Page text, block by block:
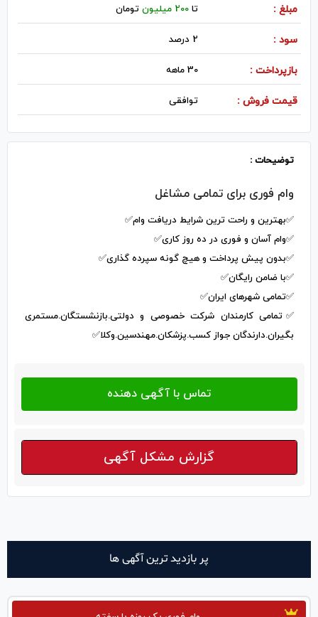
مبلغ : تا200 میلیون تومان
سود : 2 درصد
بازپرداخت : 30 ماهه
قیمت فروش : توافقی
توضیحات :
وام فوری برای تمامی مشاغل
✅بهترین و راحت ترین شرایط دریافت وام✅
✅وام آسان و فوری در ده روز کاری✅
✅بدون پیش پرداخت و هیچ گونه سپرده گذاری✅
✅با ضامن رایگان✅
✅تمامی شهرهای ایران✅
✅تمامی کارمندان شرکت خصوصی و دولتی.بازنشستگان.مستمری
بگیران.دارندگان جواز کسب.پزشکان.مهندسین.وکلا✅
گزارش مشکل آگهی
پر بازدید ترین آگهی ها